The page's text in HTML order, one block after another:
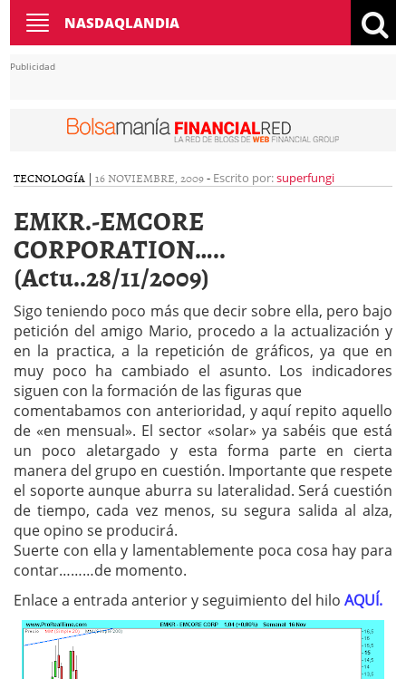
Toggle
navigation
NASDAQLANDIA
Publicidad
TECNOLOGÍA | 16 NOVIEMBRE, 2009- Escrito por:superfungi
EMKR.-EMCORE
CORPORATION…..
(Actu..28/11/2009)
Sigo teniendo poco más que decir sobre ella, pero bajo
petición del amigo Mario, procedo a la actualización y
en la practica, a la repetición de gráficos, ya que en
muy poco ha cambiado el asunto. Los indicadores
siguen con la formación de las figuras que
comentabamos con anterioridad, y aquí repito aquello
de «en mensual». El sector «solar» ya sabéis que está
un poco aletargado y esta forma parte en cierta
manera del grupo en cuestión. Importante que respete
el soporte aunque aburra su lateralidad. Será cuestión
de tiempo, cada vez menos, su segura salida al alza,
que opino se producirá.
Suerte con ella y lamentablemente poca cosa hay para
contar………de momento.
Enlace a entrada anterior y seguimiento del hilo AQUÍ.